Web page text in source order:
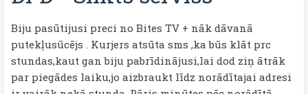
Biju pasūtijusi preci no Bites TV + nāk dāvanā
putekļusūcējs . Kurjers atsūta sms ,ka būs klāt prc
stundas,kaut gan biju pabrīdinājusi,lai dod ziņ ātrāk
par piegādes laiku,jo aizbraukt līdz norādītajai adresi